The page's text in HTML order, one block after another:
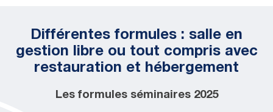
Différentes formules : salle en
gestion libre ou tout compris avec
restauration et hébergement
Les formules séminaires 2025